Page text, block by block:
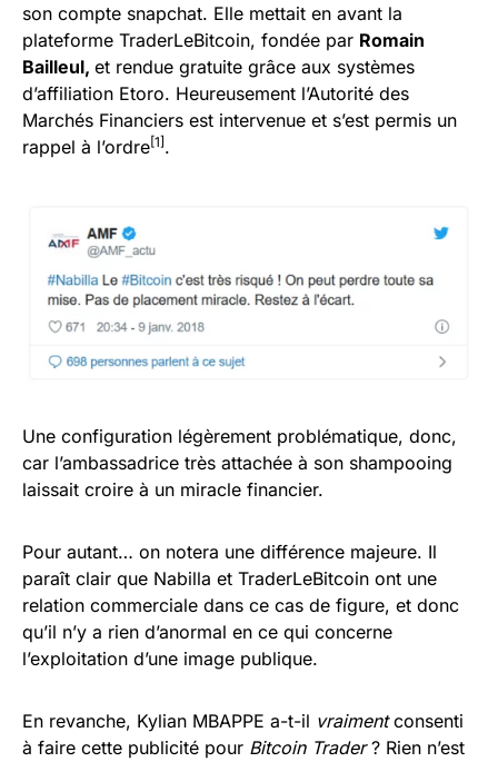
son compte snapchat. Elle mettait en avant la
plateforme TraderLeBitcoin, fondée par Romain
Bailleul, et rendue gratuite grâce aux systèmes
d’affiliation Etoro. Heureusement l’Autorité des
Marchés Financiers est intervenue et s’est permis un
rappel à l’ordre[1] .
Une configuration légèrement problématique, donc,
car l’ambassadrice très attachée à son shampooing
laissait croire à un miracle financier.
Pour autant… on notera une différence majeure. Il
paraît clair que Nabilla et TraderLeBitcoin ont une
relation commerciale dans ce cas de figure, et donc
qu’il n’y a rien d’anormal en ce qui concerne
l’exploitation d’une image publique.
En revanche, Kylian MBAPPE a-t-il vraimentconsenti
à faire cette publicité pour Bitcoin Trader? Rien n’est